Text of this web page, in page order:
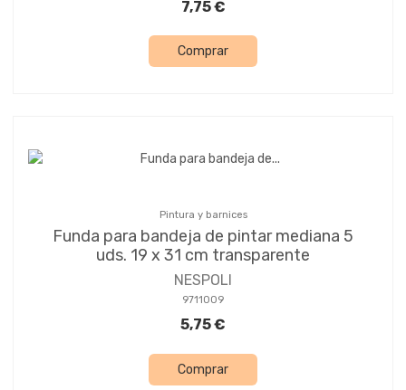
7,75 €
Comprar
Pintura y barnices
Funda para bandeja de pintar mediana 5
uds. 19 x 31 cm transparente
NESPOLI
9711009
5,75 €
Comprar